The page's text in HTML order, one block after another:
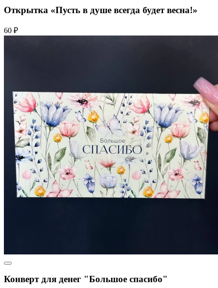
Открытка «Пусть в душе всегда будет весна!»
60 ₽
Конверт для денег "Большое спасибо"